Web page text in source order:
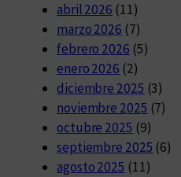
abril 2026 (11)
marzo 2026 (7)
febrero 2026 (5)
enero 2026 (2)
diciembre 2025 (3)
noviembre 2025 (7)
octubre 2025 (9)
septiembre 2025 (6)
agosto 2025 (11)